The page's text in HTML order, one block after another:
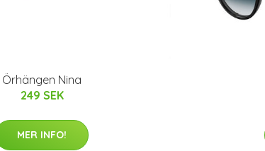
Örhängen Nina
249 SEK
MER INFO!